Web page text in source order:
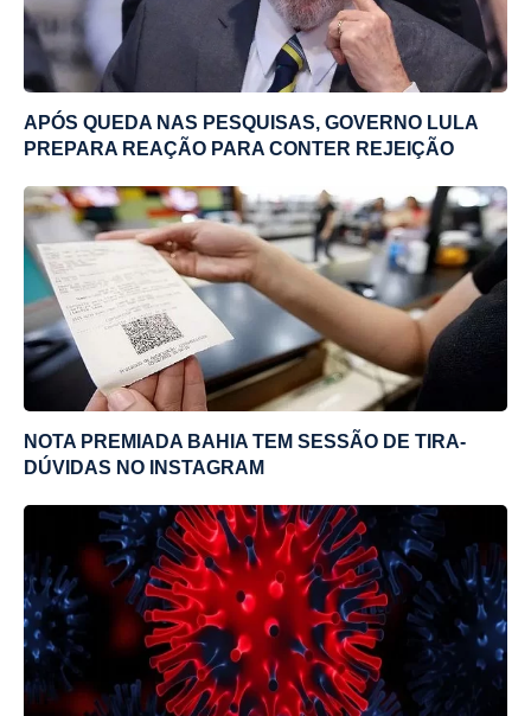
APÓS QUEDA NAS PESQUISAS, GOVERNO LULA
PREPARA REAÇÃO PARA CONTER REJEIÇÃO
NOTA PREMIADA BAHIA TEM SESSÃO DE TIRA-
DÚVIDAS NO INSTAGRAM